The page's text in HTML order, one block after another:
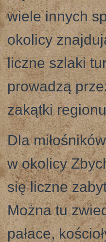
wiele innych
okolicy
liczne szlaki
prowadzą
zakątki
Dla
w okolicy
się liczne
Można tu
pałace,